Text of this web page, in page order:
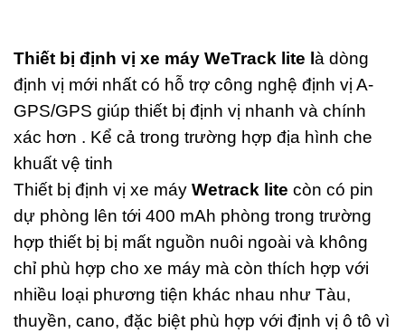
Thiết bị định vị xe máy WeTrack lite l à dòng
định vị mới nhất có hỗ trợ công nghệ định vị A-
GPS/GPS giúp thiết bị định vị nhanh và chính
xác hơn . Kể cả trong trường hợp địa hình che
khuất vệ tinh
Thiết bị định vị xe máy Wetrack lite còn có pin
dự phòng lên tới 400 mAh phòng trong trường
hợp thiết bị bị mất nguồn nuôi ngoài và không
chỉ phù hợp cho xe máy mà còn thích hợp với
nhiều loại phương tiện khác nhau như Tàu,
thuyền, cano, đặc biệt phù hợp với định vị ô tô vì